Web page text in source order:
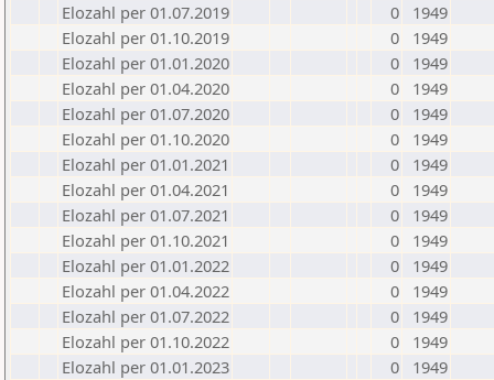
Elozahl per 01.07.2019
0
1949
Elozahl per 01.10.2019
0
1949
Elozahl per 01.01.2020
0
1949
Elozahl per 01.04.2020
0
1949
Elozahl per 01.07.2020
0
1949
Elozahl per 01.10.2020
0
1949
Elozahl per 01.01.2021
0
1949
Elozahl per 01.04.2021
0
1949
Elozahl per 01.07.2021
0
1949
Elozahl per 01.10.2021
0
1949
Elozahl per 01.01.2022
0
1949
Elozahl per 01.04.2022
0
1949
Elozahl per 01.07.2022
0
1949
Elozahl per 01.10.2022
0
1949
Elozahl per 01.01.2023
0
1949